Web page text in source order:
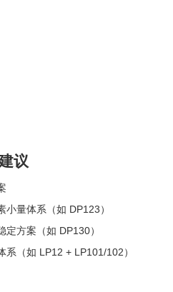
议
小量体系（如 DP123）
定方案（如 DP130）
系（如 LP12 + LP101/102）